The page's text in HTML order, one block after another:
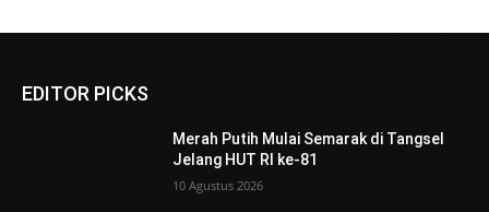
EDITOR PICKS
Merah Putih Mulai Semarak di Tangsel
Jelang HUT RI ke-81
10 Agustus 2026